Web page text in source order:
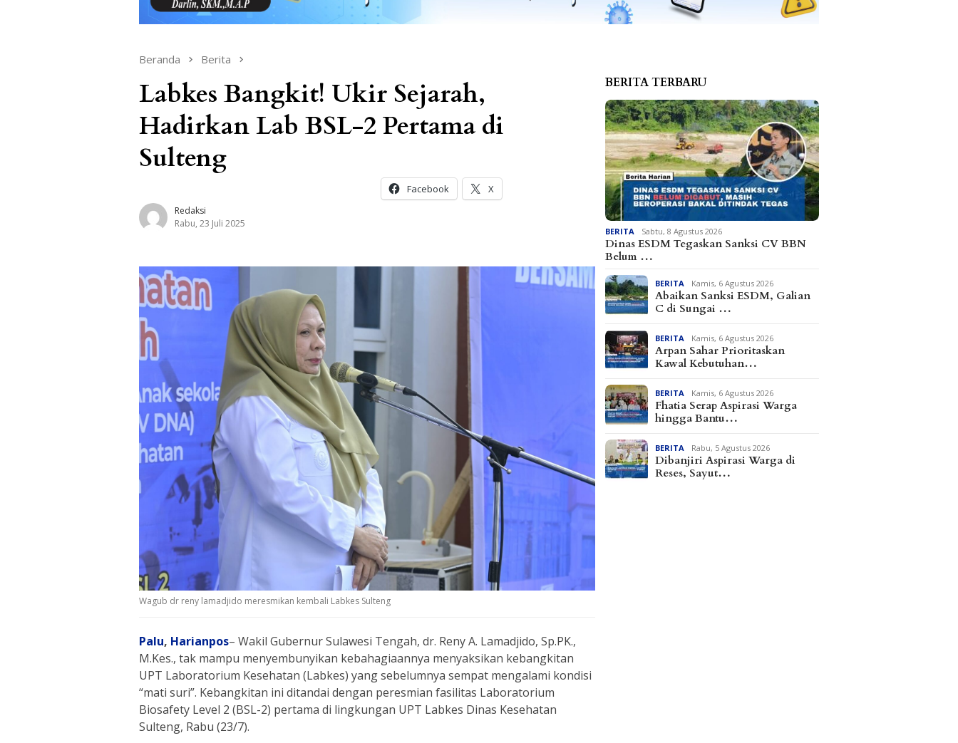
Beranda Berita
Labkes Bangkit! Ukir Sejarah,
Hadirkan Lab BSL-2 Pertama di
Sulteng
Redaksi
Rabu, 23 Juli 2025
Facebook X
Wagub dr reny lamadjido meresmikan kembali Labkes Sulteng
Palu, Harianpos– Wakil Gubernur Sulawesi Tengah, dr. Reny A. Lamadjido, Sp.PK.,
M.Kes., tak mampu menyembunyikan kebahagiaannya menyaksikan kebangkitan
UPT Laboratorium Kesehatan (Labkes) yang sebelumnya sempat mengalami kondisi
“mati suri”. Kebangkitan ini ditandai dengan peresmian fasilitas Laboratorium
Biosafety Level 2 (BSL-2) pertama di lingkungan UPT Labkes Dinas Kesehatan
Sulteng, Rabu (23/7).
BERITA TERBARU
BERITA Sabtu, 8 Agustus 2026
Dinas ESDM Tegaskan Sanksi CV BBN
Belum …
BERITA Kamis, 6 Agustus 2026
Abaikan Sanksi ESDM, Galian
C di Sungai …
BERITA Kamis, 6 Agustus 2026
Arpan Sahar Prioritaskan
Kawal Kebutuhan…
BERITA Kamis, 6 Agustus 2026
Fhatia Serap Aspirasi Warga
hingga Bantu…
BERITA Rabu, 5 Agustus 2026
Dibanjiri Aspirasi Warga di
Reses, Sayut…